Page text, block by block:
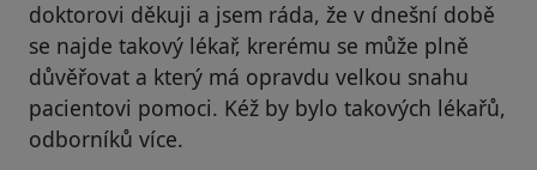
doktorovi děkuji a jsem ráda, že v dnešní době
se najde takový lékař, krerému se může plně
důvěřovat a který má opravdu velkou snahu
pacientovi pomoci. Kéž by bylo takových lékařů,
odborníků více.